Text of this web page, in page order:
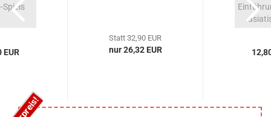
Spiels
EUR
Statt 32,90 EUR
nur 26,32 EUR